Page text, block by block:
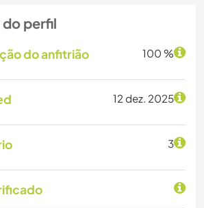
perfil
do anfitrião 100 %
12 dez. 2025
3